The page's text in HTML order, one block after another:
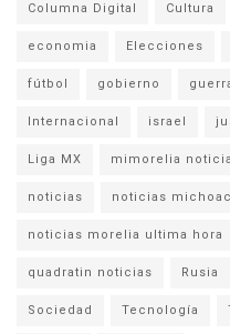
Columna Digital Cultura
economia Elecciones
fútbol gobierno
Internacional israel
Liga MX mimorelia
noticias noticias
noticias morelia ultima hora
quadratin noticias Rusia
Sociedad Tecnología